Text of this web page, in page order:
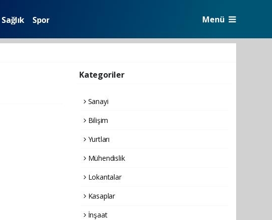
Sağlık Spor Menü
Kategoriler
Sanayi
Bilişim
Yurtları
Mühendislik
Lokantalar
Kasaplar
İnşaat